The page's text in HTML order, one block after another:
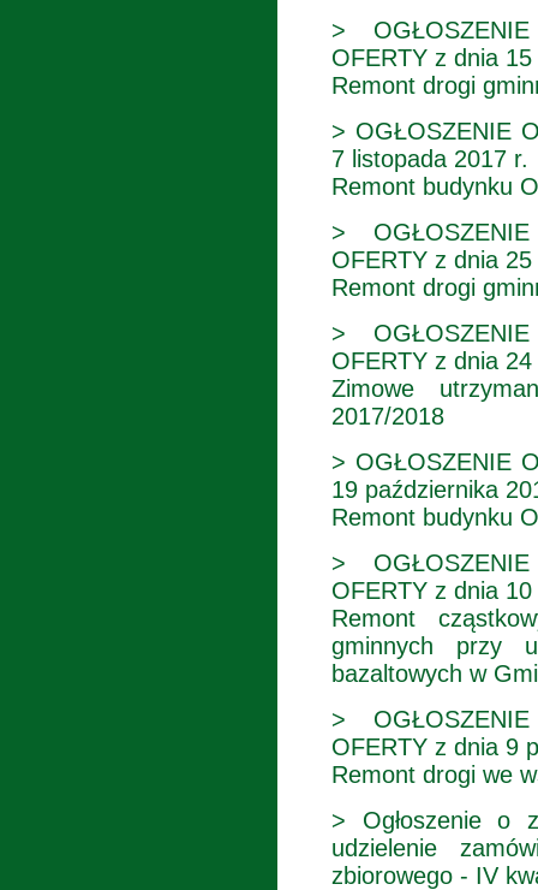
>
OFERTY z dnia
Remont drogi
> OGŁOSZENIE
7 listopada 2017 r.
Remont budynku
>
OFERTY z dnia
Remont drogi
>
OFERTY z dnia
Zimowe
2017/2018
> OGŁOSZENIE
19 października
Remont budynku
>
OFERTY z dnia
Remont
gminnych przy
bazaltowych w
>
OFERTY z dnia 9
Remont drogi we
> Ogłoszenie o
udzielenie
zbiorowego - IV